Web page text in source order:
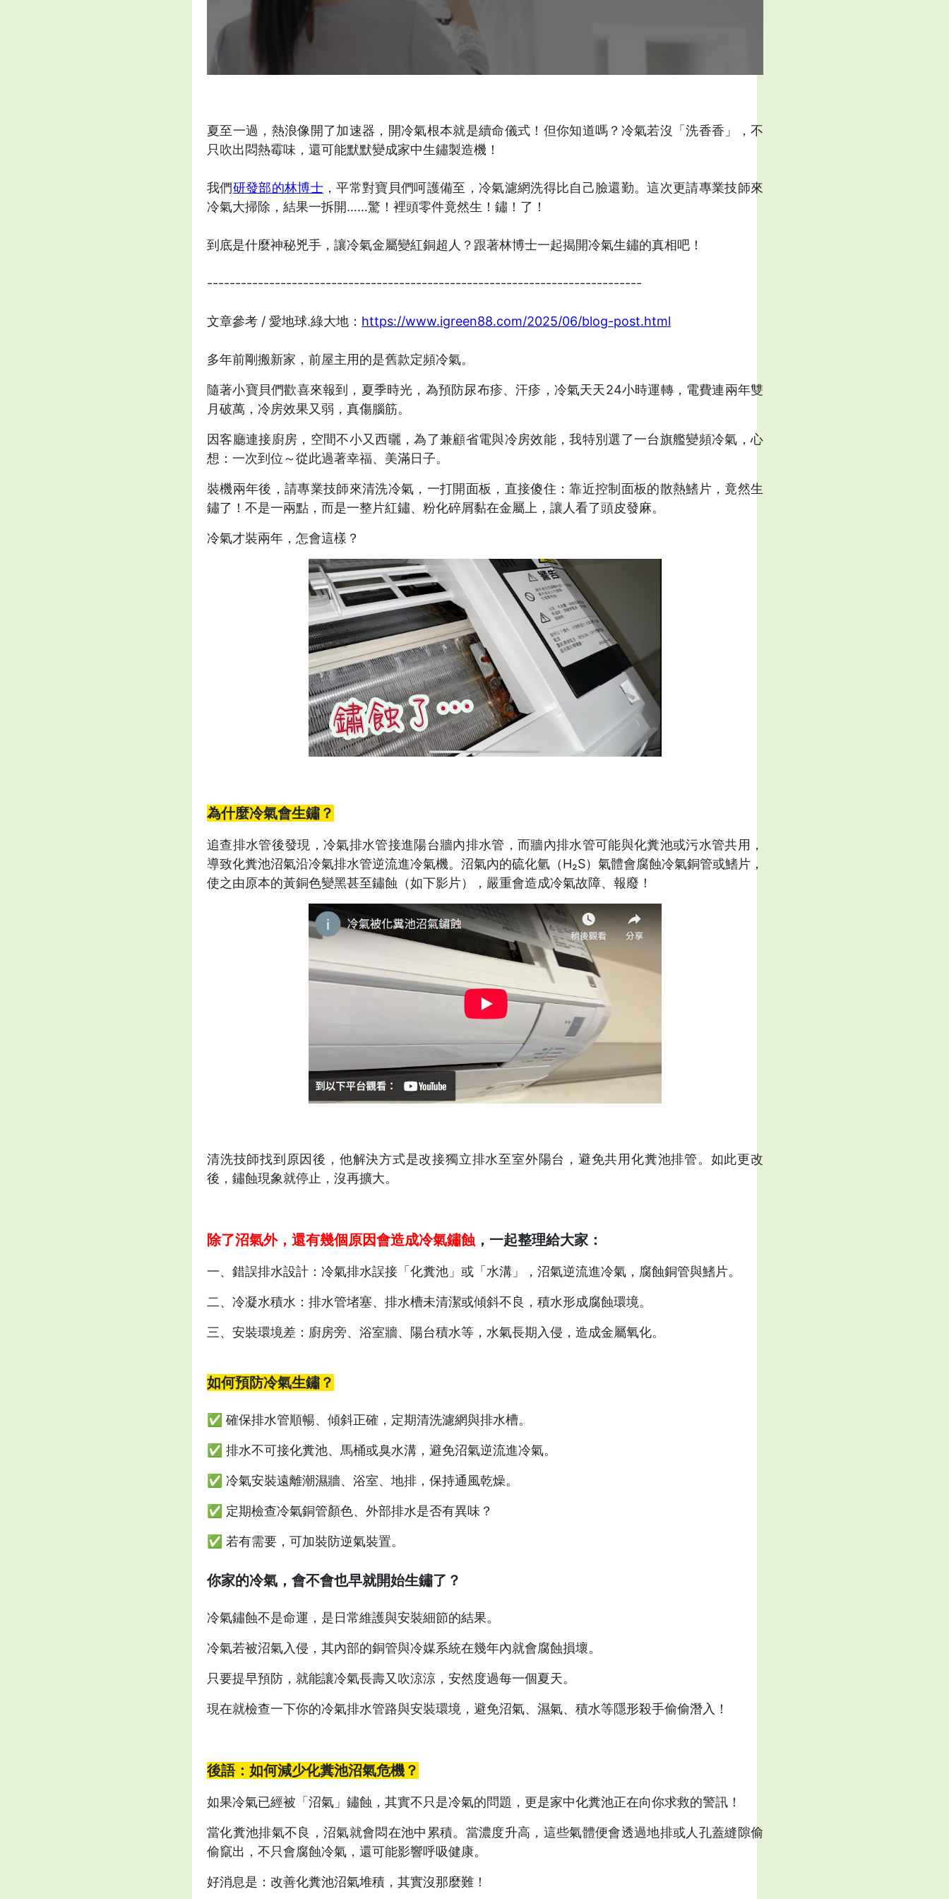
夏至一過，熱浪像開了加速器，開冷氣根本就是續命儀式！但你知道嗎？冷氣若沒「洗香香」，不
只吹出悶熱霉味，還可能默默變成家中生鏽製造機！
我們研發部的林博士 ，平常對寶貝們呵護備至，冷氣濾網洗得比自己臉還勤。這次更請專業技師來
冷氣大掃除，結果一拆開……驚！裡頭零件竟然生！鏽！了！
到底是什麼神秘兇手，讓冷氣金屬變紅銅超人？跟著林博士一起揭開冷氣生鏽的真相吧！
-----------------------------------------------------------------------------
文章參考 / 愛地球.綠大地： https://www.igreen88.com/2025/06/blog-post.html
多年前剛搬新家，前屋主用的是舊款定頻冷氣。
隨著小寶貝們歡喜來報到，夏季時光，為預防尿布疹、汗疹，冷氣天天24小時運轉，電費連兩年雙
月破萬，冷房效果又弱，真傷腦筋。
因客廳連接廚房，空間不小又西曬，為了兼顧省電與冷房效能，我特別選了一台旗艦變頻冷氣，心
想：一次到位～從此過著幸福、美滿日子。
裝機兩年後，請專業技師來清洗冷氣，一打開面板，直接傻住：靠近控制面板的散熱鰭片，竟然生
鏽了！不是一兩點，而是一整片紅鏽、粉化碎屑黏在金屬上，讓人看了頭皮發麻。
冷氣才裝兩年，怎會這樣？
為什麼冷氣會生鏽？
追查排水管後發現，冷氣排水管接進陽台牆內排水管，而牆內排水管可能與化糞池或污水管共用，
導致化糞池沼氣沿冷氣排水管逆流進冷氣機。沼氣內的硫化氫（H₂S）氣體會腐蝕冷氣銅管或鰭片，
使之由原本的黃銅色變黑甚至鏽蝕（如下影片），嚴重會造成冷氣故障、報廢！
清洗技師找到原因後，他解決方式是改接獨立排水至室外陽台，避免共用化糞池排管。如此更改
後，鏽蝕現象就停止，沒再擴大。
除了沼氣外，還有幾個原因會造成冷氣鏽蝕 ，一起整理給大家：
一、錯誤排水設計：冷氣排水誤接「化糞池」或「水溝」，沼氣逆流進冷氣，腐蝕銅管與鰭片。
二、冷凝水積水：排水管堵塞、排水槽未清潔或傾斜不良，積水形成腐蝕環境。
三、安裝環境差：廚房旁、浴室牆、陽台積水等，水氣長期入侵，造成金屬氧化。
如何預防冷氣生鏽？
✅ 確保排水管順暢、傾斜正確，定期清洗濾網與排水槽。
✅ 排水不可接化糞池、馬桶或臭水溝，避免沼氣逆流進冷氣。
✅ 冷氣安裝遠離潮濕牆、浴室、地排，保持通風乾燥。
✅ 定期檢查冷氣銅管顏色、外部排水是否有異味？
✅ 若有需要，可加裝防逆氣裝置。
你家的冷氣，會不會也早就開始生鏽了？
冷氣鏽蝕不是命運，是日常維護與安裝細節的結果。
冷氣若被沼氣入侵，其內部的銅管與冷媒系統在幾年內就會腐蝕損壞。
只要提早預防，就能讓冷氣長壽又吹涼涼，安然度過每一個夏天。
現在就檢查一下你的冷氣排水管路與安裝環境，避免沼氣、濕氣、積水等隱形殺手偷偷潛入！
後語：如何減少化糞池沼氣危機？
如果冷氣已經被「沼氣」鏽蝕，其實不只是冷氣的問題，更是家中化糞池正在向你求救的警訊！
當化糞池排氣不良，沼氣就會悶在池中累積。當濃度升高，這些氣體便會透過地排或人孔蓋縫隙偷
偷竄出，不只會腐蝕冷氣，還可能影響呼吸健康。
好消息是：改善化糞池沼氣堆積，其實沒那麼難！